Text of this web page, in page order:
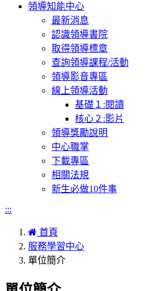
領導知能中心
最新消息
認識領導書院
取得領導標章
查詢領導課程/活動
領導影音專區
線上領導活動
基礎１:閱讀
核心２:影片
領導獎勵說明
中心職掌
下載專區
相關法規
新生必做10件事
:::
首頁
服務學習中心
單位簡介